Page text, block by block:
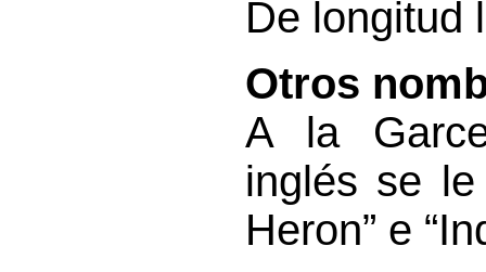
De longitud
Otros
A la
inglés se le
Heron” e